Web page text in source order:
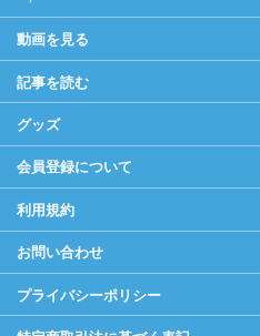
動画を見る
記事を読む
グッズ
会員登録について
利用規約
お問い合わせ
プライバシーポリシー